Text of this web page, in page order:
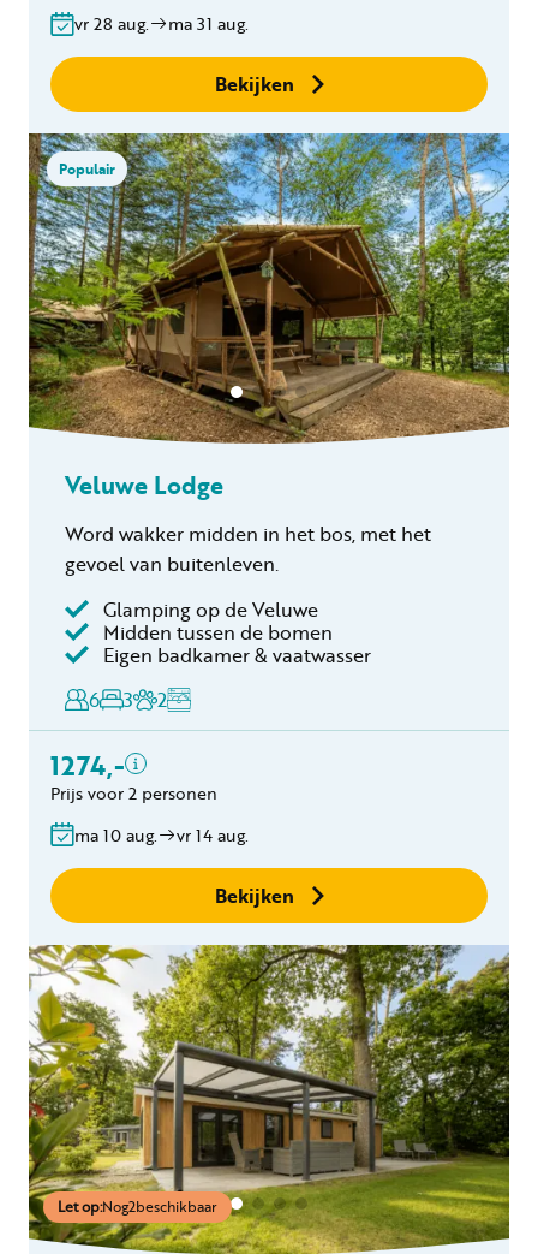
Gratis annuleren
binnen 24 uur
Geen boekingskosten
vr 28 aug. ma 31 aug.
Bekijken
Populair
Veluwe Lodge
Word wakker midden in het bos, met het
gevoel van buitenleven.
Glamping op de Veluwe
Midden tussen de bomen
Eigen badkamer & vaatwasser
6
3 2
1274,-
Inclusief
Toeristenbelasting
binnen 24 uur
Geen boekingskosten
Prijs voor 2 personen
ma 10 aug. vr 14 aug.
Bekijken
Let op:Nog2beschikbaar